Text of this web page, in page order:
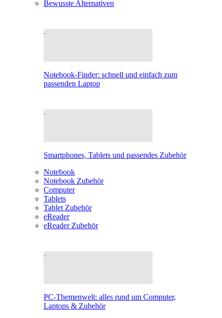
Bewusste Alternativen
Notebook-Finder: schnell und einfach zum
passenden Laptop
Smartphones, Tablets und passendes Zubehör
Notebook
Notebook Zubehör
Computer
Tablets
Tablet Zubehör
eReader
eReader Zubehör
PC-Themenwelt: alles rund um Computer,
Laptops & Zubehör